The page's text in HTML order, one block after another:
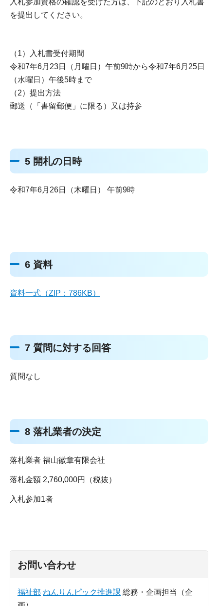
を提出してください。
（1）入札書受付期間
令和7年6月23日（月曜日）午前9時から令和7年6月25日
（水曜日）午後5時まで
（2）提出方法
郵送（「書留郵便」に限る）又は持参
5 開札の日時
令和7年6月26日（木曜日） 午前9時
6 資料
資料一式（ZIP：786KB）
7 質問に対する回答
質問なし
8 落札業者の決定
落札業者 福山徽章有限会社
落札金額 2,760,000円（税抜）
入札参加1者
お問い合わせ
福祉部 ねんりんピック推進課 総務・企画担当（企